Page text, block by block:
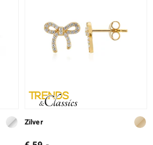
Zilver